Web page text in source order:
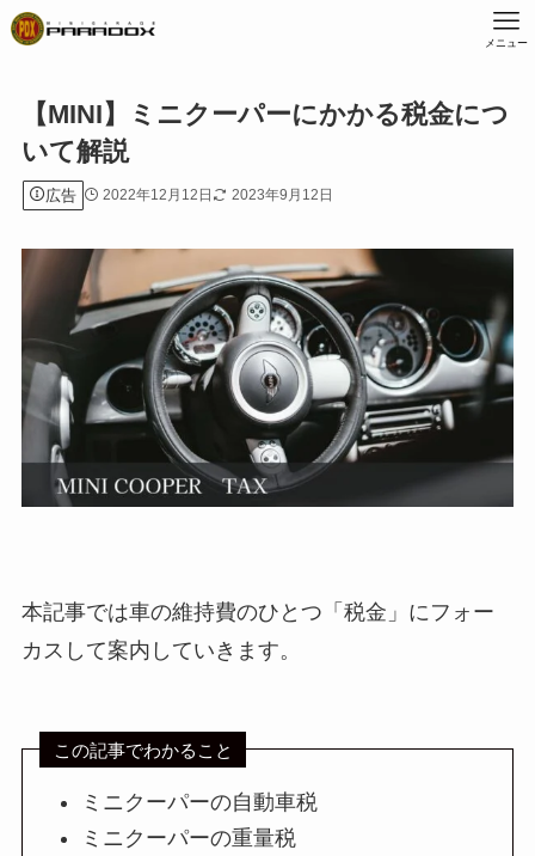
メニュー
【MINI】ミニクーパーにかかる税金につ
いて解説
広告 2022年12月12日 2023年9月12日
本記事では車の維持費のひとつ「税金」にフォー
カスして案内していきます。
この記事でわかること
ミニクーパーの自動車税
ミニクーパーの重量税